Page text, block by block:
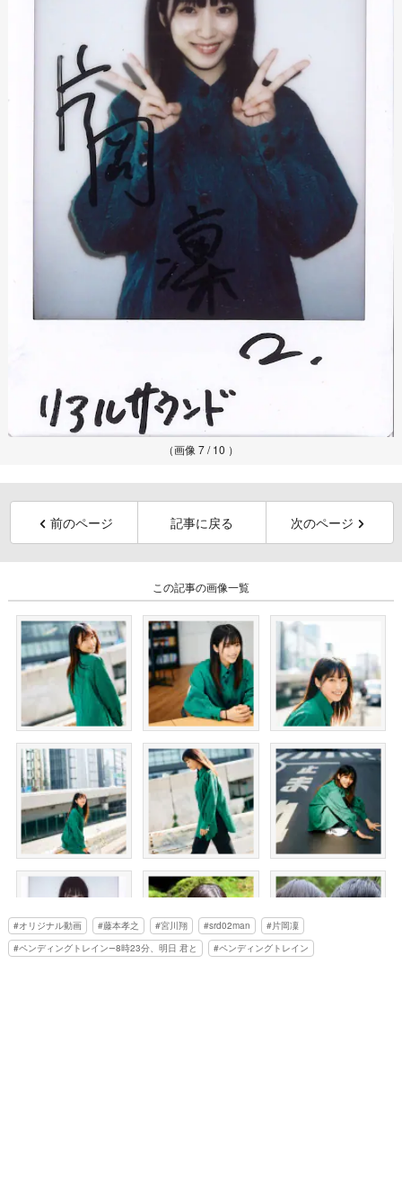
（画像 7 / 10 ）
前のページ 記事に戻る 次のページ
この記事の画像一覧
オリジナル動画 藤本孝之 宮川翔 srd02man
片岡凜
ペンディングトレイン―8時23分、明日 君と
ペンディングトレイン